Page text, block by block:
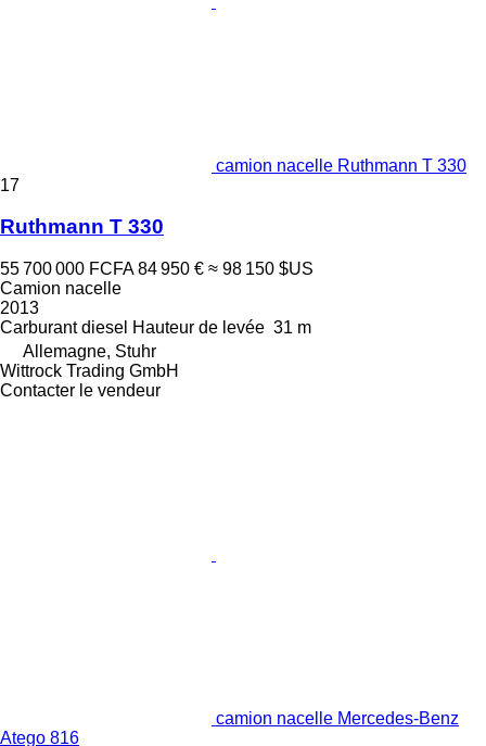
camion nacelle Ruthmann T 330
17
Ruthmann T 330
55 700 000 FCFA 84 950 € ≈ 98 150 $US
Camion nacelle
2013
Carburant diesel Hauteur de levée 31 m
Allemagne, Stuhr
Wittrock Trading GmbH
Contacter le vendeur
camion nacelle Mercedes-Benz
Atego 816